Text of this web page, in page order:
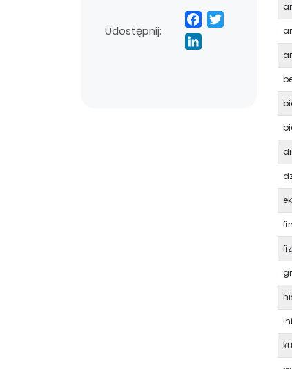
Udostępnij: LinkedIn